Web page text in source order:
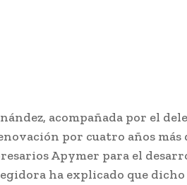
acompañada por el
por cuatro años más
Apymer para el
ha explicado que dicho